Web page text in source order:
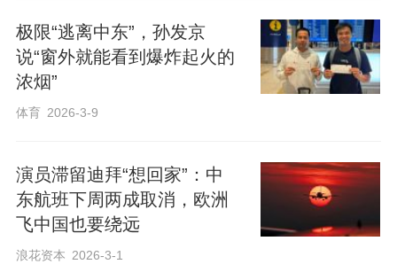
极限“逃离中东”，孙发京
说“窗外就能看到爆炸起火的
浓烟”
体育 2026-3-9
演员滞留迪拜“想回家”：中
东航班下周两成取消，欧洲
飞中国也要绕远
浪花资本 2026-3-1